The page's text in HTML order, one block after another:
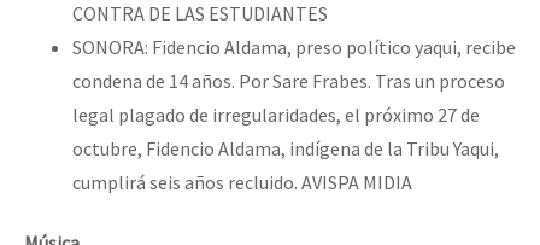
CONTRA DE LAS ESTUDIANTES
SONORA: Fidencio Aldama, preso político yaqui, recibe
condena de 14 años. Por Sare Frabes. Tras un proceso
legal plagado de irregularidades, el próximo 27 de
octubre, Fidencio Aldama, indígena de la Tribu Yaqui,
cumplirá seis años recluido. AVISPA MIDIA